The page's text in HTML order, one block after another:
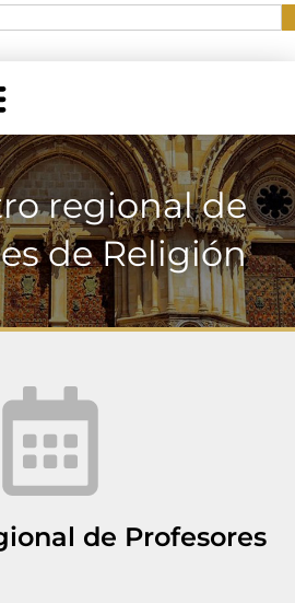
regional de
de Religión
de Profesores